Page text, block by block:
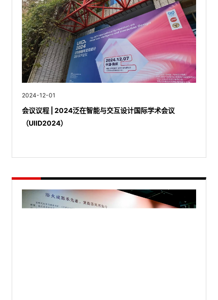
2024-12-01
会议议程 | 2024泛在智能与交互设计国际学术会议
（UIID2024）